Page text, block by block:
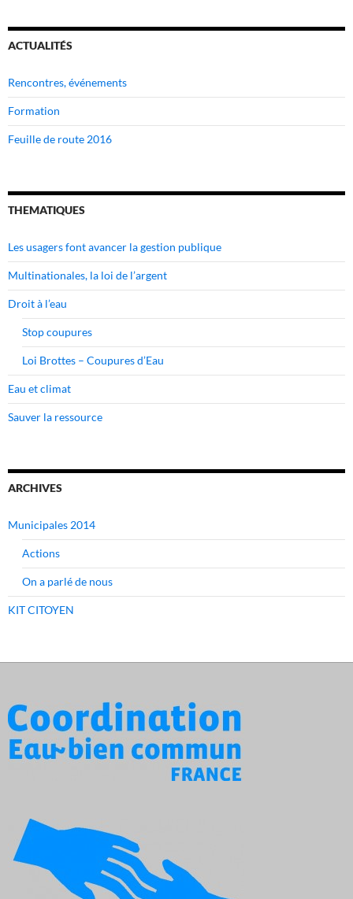
ACTUALITÉS
Rencontres, événements
Formation
Feuille de route 2016
THEMATIQUES
Les usagers font avancer la gestion publique
Multinationales, la loi de l’argent
Droit à l’eau
Stop coupures
Loi Brottes – Coupures d’Eau
Eau et climat
Sauver la ressource
ARCHIVES
Municipales 2014
Actions
On a parlé de nous
KIT CITOYEN